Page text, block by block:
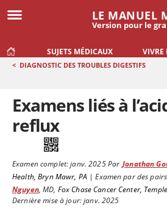
LE MANUEL
Version pour le
SUJETS MÉDICAUX VIVRE
< DIAGNOSTIC DES TROUBLES DIGESTIFS
Examens liés à
reflux
Examen complet:janv. 2025Par Jonathan
Health, Bryn Mawr, PA |Examen par des
Nguyen,MD, Fox Chase Cancer Center,
Dernière mise à jour: janv. 2025